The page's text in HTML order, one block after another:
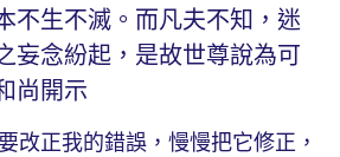
不生不滅。而凡夫不知，迷
妄念紛起，是故世尊說為可
尚開示
改正我的錯誤，慢慢把它修正，